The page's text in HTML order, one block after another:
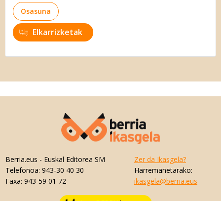
Osasuna
Elkarrizketak
Berria.eus - Euskal Editorea SM
Telefonoa: 943-30 40 30
Faxa: 943-59 01 72
Zer da Ikasgela?
Harremanetarako:
ikasgela@berria.eus